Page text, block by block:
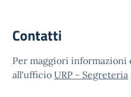
Contatti
Per maggiori
all'ufficio URP - Segreteria